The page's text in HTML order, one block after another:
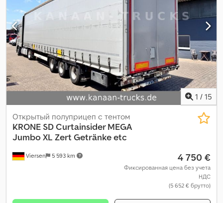
1 / 15
Viersen 5 593 km
Открытый полуприцеп с тентом
KRONE SD Curtainsider MEGA
Jumbo XL Zert Getränke etc
4 750 €
Фиксированная цена без учета
НДС
(5 652 € брутто)